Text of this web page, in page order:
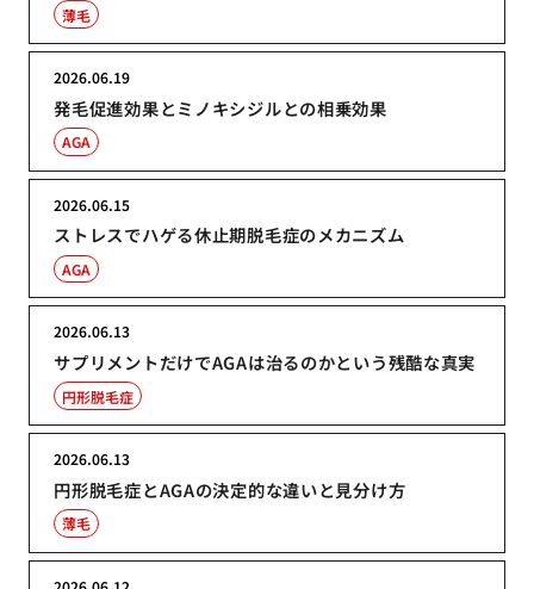
薄毛
発毛促進効果とミノキシジルとの相乗効果
2026.06.19
AGA
ストレスでハゲる休止期脱毛症のメカニズム
2026.06.15
AGA
サプリメントだけでAGAは治るのかという残酷な真実
2026.06.13
円形脱毛症
円形脱毛症とAGAの決定的な違いと見分け方
2026.06.13
薄毛